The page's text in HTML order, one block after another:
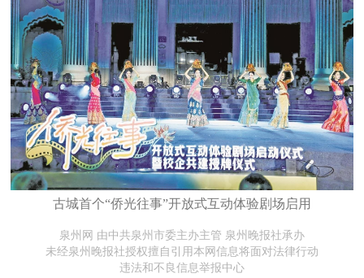
古城首个“侨光往事”开放式互动体验剧场启用
泉州网 由中共泉州市委主办主管 泉州晚报社承办
未经泉州晚报社授权擅自引用本网信息将面对法律行动
违法和不良信息举报中心